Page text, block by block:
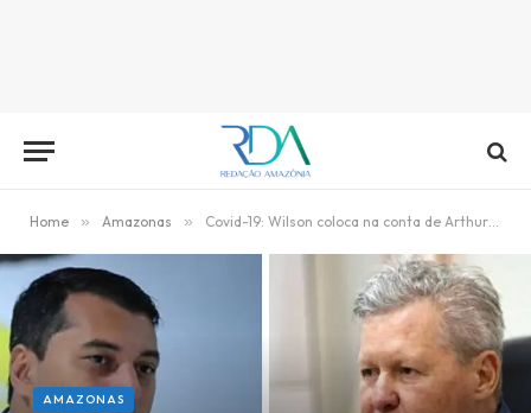
Home » Amazonas » Covid-19: Wilson coloca na conta de Arthur Neto a crise na saúde de Manaus
AMAZONAS